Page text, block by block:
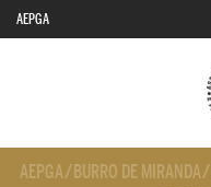
AEPGA
AEPGA/ BURRO DE MIRANDA/